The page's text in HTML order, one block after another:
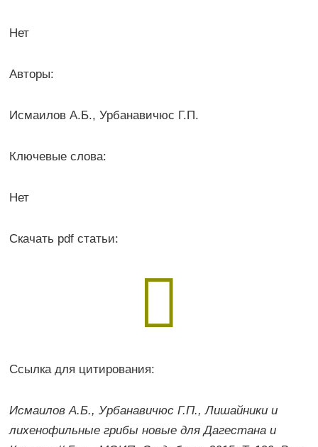
Нет
Авторы:
Исмаилов А.Б., Урбанавичюс Г.П.
Ключевые слова:
Нет
Скачать pdf статьи:

Ссылка для цитирования:
Исмаилов А.Б., Урбанавичюс Г.П., Лишайники и
лихенофильные грибы новые для Дагестана и